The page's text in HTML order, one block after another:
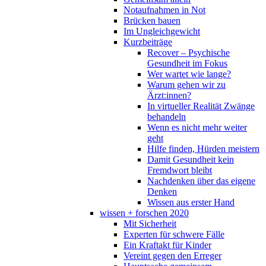
Notaufnahmen in Not
Brücken bauen
Im Ungleichgewicht
Kurzbeiträge
Recover – Psychische
Gesundheit im Fokus
Wer wartet wie lange?
Warum gehen wir zu
Ärzt:innen?
In virtueller Realität Zwänge
behandeln
Wenn es nicht mehr weiter
geht
Hilfe finden, Hürden meistern
Damit Gesundheit kein
Fremdwort bleibt
Nachdenken über das eigene
Denken
Wissen aus erster Hand
wissen + forschen 2020
Mit Sicherheit
Experten für schwere Fälle
Ein Kraftakt für Kinder
Vereint gegen den Erreger